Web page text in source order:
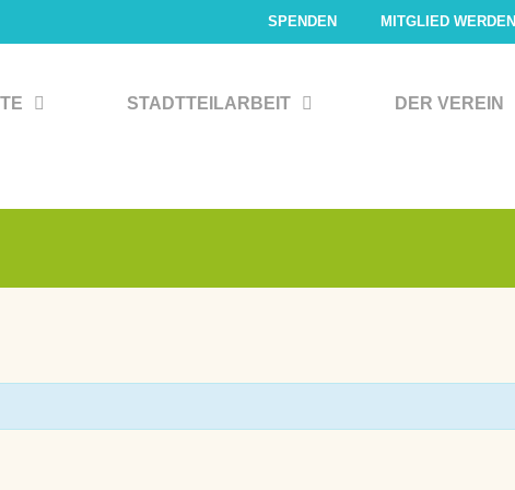
SPENDEN MITGLIED WERDEN
STADTTEILARBEIT DER VEREIN